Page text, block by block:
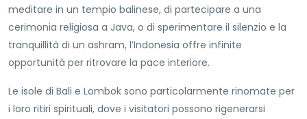
meditare in un tempio balinese, di partecipare a una
cerimonia religiosa a Java, o di sperimentare il silenzio e la
tranquillità di un ashram, l’Indonesia offre infinite
opportunità per ritrovare la pace interiore.
Le isole di Bali e Lombok sono particolarmente rinomate per
i loro ritiri spirituali, dove i visitatori possono rigenerarsi